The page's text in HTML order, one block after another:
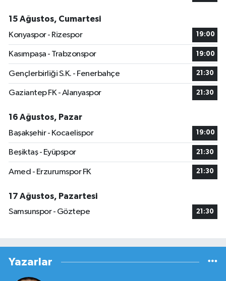
15 Ağustos, Cumartesi
Konyaspor - Rizespor
19:00
Kasımpaşa - Trabzonspor 19:00
Gençlerbirliği S.K. - Fenerbahçe 21:30
Gaziantep FK - Alanyaspor 21:30
16 Ağustos, Pazar
Başakşehir - Kocaelispor
19:00
Beşiktaş - Eyüpspor 21:30
Amed - Erzurumspor FK 21:30
17 Ağustos, Pazartesi
Samsunspor - Göztepe
21:30
Yazarlar